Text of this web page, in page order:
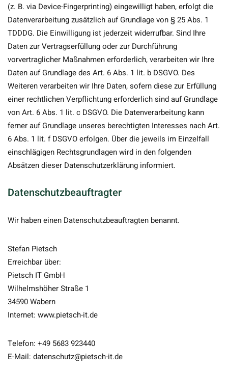
(z. B. via Device-Fingerprinting) eingewilligt haben, erfolgt die
Datenverarbeitung zusätzlich auf Grundlage von § 25 Abs. 1
TDDDG. Die Einwilligung ist jederzeit widerrufbar. Sind Ihre
Daten zur Vertragserfüllung oder zur Durchführung
vorvertraglicher Maßnahmen erforderlich, verarbeiten wir Ihre
Daten auf Grundlage des Art. 6 Abs. 1 lit. b DSGVO. Des
Weiteren verarbeiten wir Ihre Daten, sofern diese zur Erfüllung
einer rechtlichen Verpflichtung erforderlich sind auf Grundlage
von Art. 6 Abs. 1 lit. c DSGVO. Die Datenverarbeitung kann
ferner auf Grundlage unseres berechtigten Interesses nach Art.
6 Abs. 1 lit. f DSGVO erfolgen. Über die jeweils im Einzelfall
einschlägigen Rechtsgrundlagen wird in den folgenden
Absätzen dieser Datenschutzerklärung informiert.
Datenschutz­beauftragter
Wir haben einen Datenschutzbeauftragten benannt.
Stefan Pietsch
Erreichbar über:
Pietsch IT GmbH
Wilhelmshöher Straße 1
34590 Wabern
Internet: www.pietsch-it.de
Telefon: +49 5683 923440
E-Mail: datenschutz@pietsch-it.de